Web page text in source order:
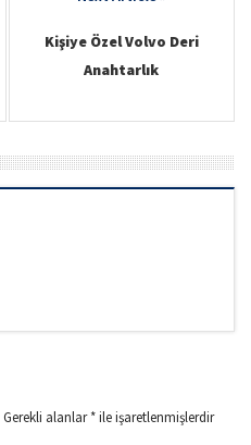
a
t
i
Kişiye Özel Volvo Deri
Anahtarlık
Gerekli alanlar*ile işaretlenmişlerdir